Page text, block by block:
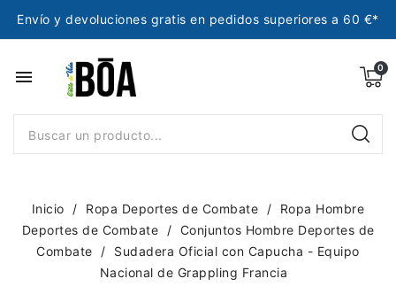
Envío y devoluciones gratis en pedidos superiores a 60 €*
menu
Inicio Ropa Deportes de Combate
Ropa Hombre
Deportes de Combate
Conjuntos Hombre Deportes de
Combate
Sudadera Oficial con Capucha - Equipo
Nacional de Grappling Francia